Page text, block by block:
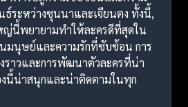
ระหว่างซุนนาและเจียนตง ทั้งนี้,
ญ่นี้พยายามทำให้ละครดีที่สุดใน
มนุษย์และความรักที่ซับซ้อน การ
งราวและการพัฒนาตัวละครที่น่า
นี้น่าสนุกและน่าติดตามในทุก